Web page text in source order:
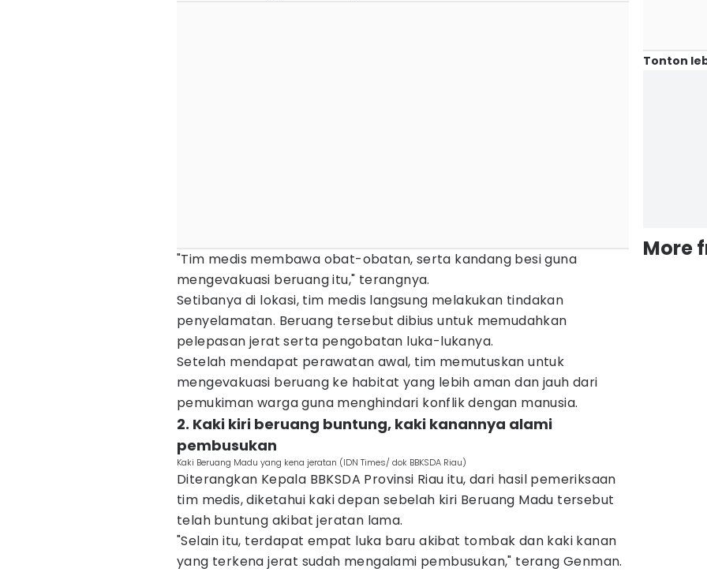
"Tim medis membawa obat-obatan, serta kandang besi guna
mengevakuasi beruang itu," terangnya.
Setibanya di lokasi, tim medis langsung melakukan tindakan
penyelamatan. Beruang tersebut dibius untuk memudahkan
pelepasan jerat serta pengobatan luka-lukanya.
Setelah mendapat perawatan awal, tim memutuskan untuk
mengevakuasi beruang ke habitat yang lebih aman dan jauh dari
pemukiman warga guna menghindari konflik dengan manusia.
2. Kaki kiri beruang buntung, kaki kanannya alami
pembusukan
Kaki Beruang Madu yang kena jeratan (IDN Times/ dok BBKSDA Riau)
Diterangkan Kepala BBKSDA Provinsi Riau itu, dari hasil pemeriksaan
tim medis, diketahui kaki depan sebelah kiri Beruang Madu tersebut
telah buntung akibat jeratan lama.
"Selain itu, terdapat empat luka baru akibat tombak dan kaki kanan
yang terkena jerat sudah mengalami pembusukan," terang Genman.
Tonton
More